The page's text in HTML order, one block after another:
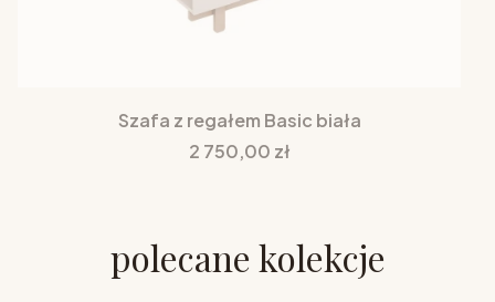
Szafa z regałem Basic biała
Cena
2 750,00 zł
polecane kolekcje